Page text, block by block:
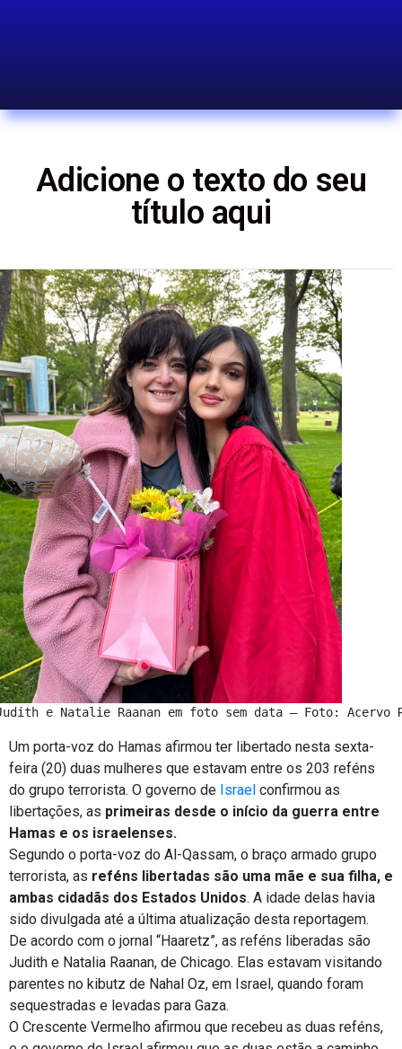
Adicione o texto do seu
título aqui
e Natalie Raanan em foto sem data — Foto: Acervo
Um porta-voz do Hamas afirmou ter libertado nesta sexta-
feira (20) duas mulheres que estavam entre os 203 reféns
do grupo terrorista. O governo de Israel confirmou as
libertações, as primeiras desde o início da guerra entre
Hamas e os israelenses.
Segundo o porta-voz do Al-Qassam, o braço armado grupo
terrorista, as reféns libertadas são uma mãe e sua filha, e
ambas cidadãs dos Estados Unidos. A idade delas havia
sido divulgada até a última atualização desta reportagem.
De acordo com o jornal “Haaretz”, as reféns liberadas são
Judith e Natalia Raanan, de Chicago. Elas estavam visitando
parentes no kibutz de Nahal Oz, em Israel, quando foram
sequestradas e levadas para Gaza.
O Crescente Vermelho afirmou que recebeu as duas reféns,